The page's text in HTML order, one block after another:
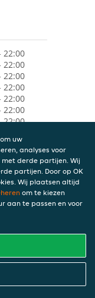
22:00
22:00
22:00
22:00
22:00
22:00
22:00
uw
analyses voor
derde partijen. Wij
partijen. Door op OK
Wij plaatsen altijd
om te kiezen
aan te passen en voor